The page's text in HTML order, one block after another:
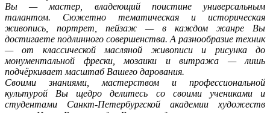
Вы — мастер, владеющий поистине универсальным
талантом. Сюжетно тематическая и историческая
живопись, портрет, пейзаж — в каждом жанре Вы
достигаете подлинного совершенства. А разнообразие техник
— от классической масляной живописи и рисунка до
монументальной фрески, мозаики и витража — лишь
подчёркивает масштаб Вашего дарования.
Своими знаниями, мастерством и профессиональной
культурой Вы щедро делитесь со своими учениками и
студентами Санкт-Петербургской академии художеств